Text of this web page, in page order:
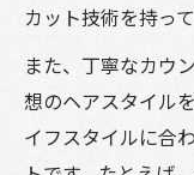
カット技術を持っ
また、丁寧なカウ
想のヘアスタイル
イフスタイルに合